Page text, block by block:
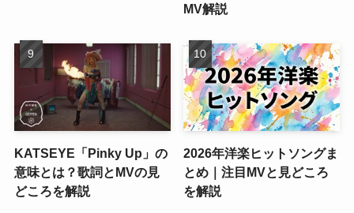
MV解説
KATSEYE「Pinky Up」の
意味とは？歌詞とMVの見
どころを解説
2026年洋楽ヒットソングま
とめ｜注目MVと見どころ
を解説